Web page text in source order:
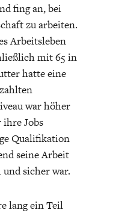
fing an, bei
zu arbeiten.
Arbeitsleben
mit 65 in
hatte eine
war höher
ihre Jobs
Qualifikation
seine Arbeit
sicher war.
lang ein Teil
nachhaltige-